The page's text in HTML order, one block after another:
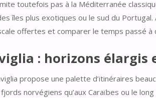
toutefois pas à la Méditerranée
îles plus exotiques ou le sud du
offertes et comparer le temps passé à
: horizons
propose une palette d’itinéraires
norvégiens qu’aux Caraïbes ou le